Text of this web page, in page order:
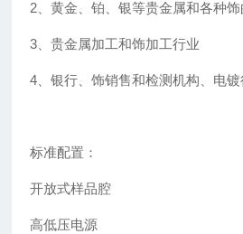
2、黄金、铂、银等贵金属和各种饰
3、贵金属加工和饰加工行业
4、银行、饰销售和检测机构、电镀
标准配置：
开放式样品腔
高低压电源